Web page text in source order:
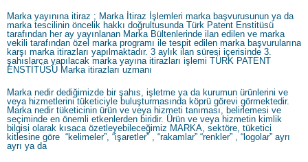
Marka yayınına itiraz ; Marka İtiraz İşlemleri marka başvurusunun ya da
marka tescilinin öncelik hakkı doğrultusunda Türk Patent Enstitüsü
tarafından her ay yayınlanan Marka Bültenlerinde ilan edilen ve marka
vekili tarafından özel marka programı ile tespit edilen marka başvurularına
karşı marka itirazları yapılmaktadır. 3 aylık ilan süresi içerisinde 3.
şahıslarca yapılacak marka yayına itirazları işlemi TÜRK PATENT
ENSTİTÜSÜ Marka itirazları uzmanı
Marka nedir dediğimizde bir şahıs, işletme ya da kurumun ürünlerini ve
veya hizmetlerini tüketiciyle buluşturmasında köprü görevi görmektedir.
Marka nedir tüketicinin ürün ve veya hizmeti tanıması, belirlemesi ve
seçiminde en önemli etkenlerden biridir. Ürün ve veya hizmetin kimlik
bilgisi olarak kısaca özetleyebileceğimiz MARKA, sektöre, tüketici
kitlesine göre “kelimeler”, “işaretler” , “rakamlar” “renkler” , “logolar” ayrı
ayrı ya da